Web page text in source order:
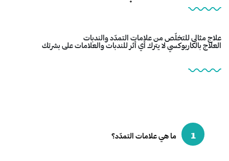
علاج مثالي للتخلّص من علامات التمدّد والندبات
العلاج بالكاربوكسي لا يترك أي أثر للندبات والعلامات على بشرتك
1 ما هي علامات التمدّد؟